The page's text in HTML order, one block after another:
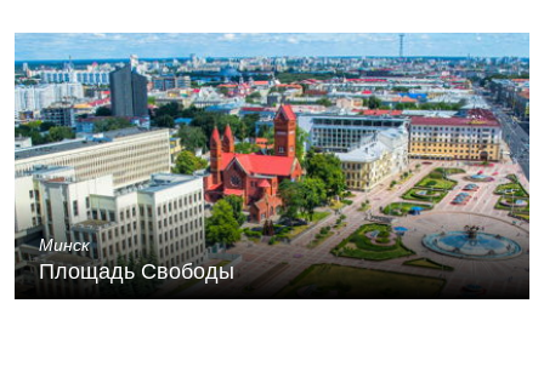
Минск
Площадь Свободы